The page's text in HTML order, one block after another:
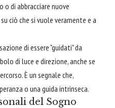
o di abbracciare nuove
ciò che si vuole veramente e a
di essere "guidati" da
di luce e direzione, anche se
È un segnale che,
o una guida intrinseca.
del Sogno